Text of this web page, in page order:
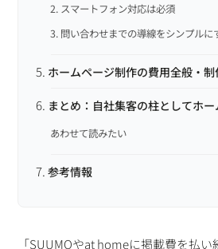
2. スマートフォン対応は必須
3. 問い合わせまでの導線をシンプルに
ホームページ制作の費用全般・
まとめ：自社集客の柱としてホ
あわせて読みたい
参考情報
「SUUMOやat homeに掲載費を払